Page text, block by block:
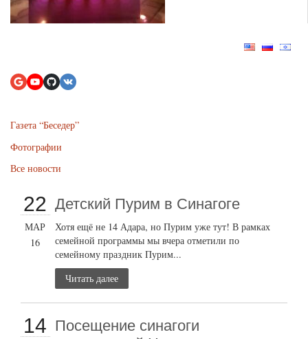
Газета “Беседер”
Фотографии
Все новости
22
МАР
16
Детский Пурим в Синагоге
Хотя ещё не 14 Адара, но Пурим уже тут! В рамках
семейной программы мы вчера отметили по
семейному праздник Пурим...
Читать далее
14 Посещение синагоги